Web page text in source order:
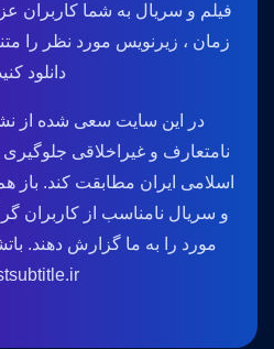
فیلم و سریال به شما کاربران
زمان ، زیرنویس مورد نظر را
دانلود
در این سایت سعی شده از
نامتعارف و غیراخلاقی
اسلامی ایران مطابقت کند.
و سریال نامناسب از کاربران
مورد را به ما گزارش دهند.